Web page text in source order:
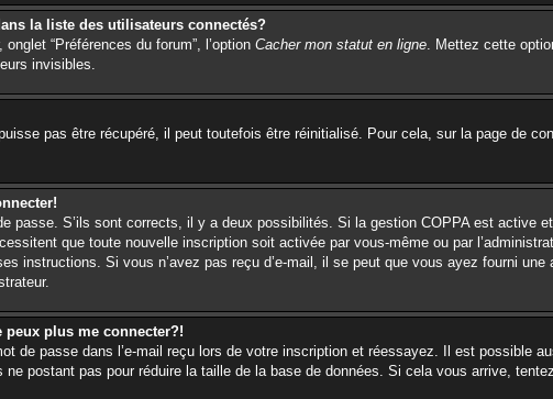
la liste des utilisateurs connectés?
“Préférences du forum”, l’option Cacher mon statut en ligne. Mettez cette
invisibles.
pas être récupéré, il peut toutefois être réinitialisé. Pour cela, sur la page de
passe. S’ils sont corrects, il y a deux possibilités. Si la gestion COPPA est active
que toute nouvelle inscription soit activée par vous-même ou par
instructions. Si vous n’avez pas reçu d’e-mail, il se peut que vous ayez fourni
peux plus me connecter?!
de passe dans l’e-mail reçu lors de votre inscription et réessayez. Il est possible
postant pas pour réduire la taille de la base de données. Si cela vous arrive,